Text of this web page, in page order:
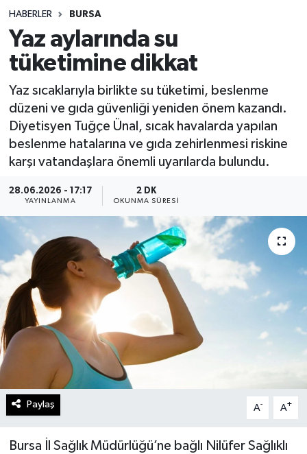
HABERLER BURSA
Yaz aylarında su
tüketimine dikkat
Yaz sıcaklarıyla birlikte su tüketimi, beslenme
düzeni ve gıda güvenliği yeniden önem kazandı.
Diyetisyen Tuğçe Ünal, sıcak havalarda yapılan
beslenme hatalarına ve gıda zehirlenmesi riskine
karşı vatandaşlara önemli uyarılarda bulundu.
28.06.2026 - 17:17
YAYINLANMA
2 DK
OKUNMA SÜRESI
Paylaş A- A+
Bursa İl Sağlık Müdürlüğü’ne bağlı Nilüfer Sağlıklı
Spor
Teknoloji
Yaşam